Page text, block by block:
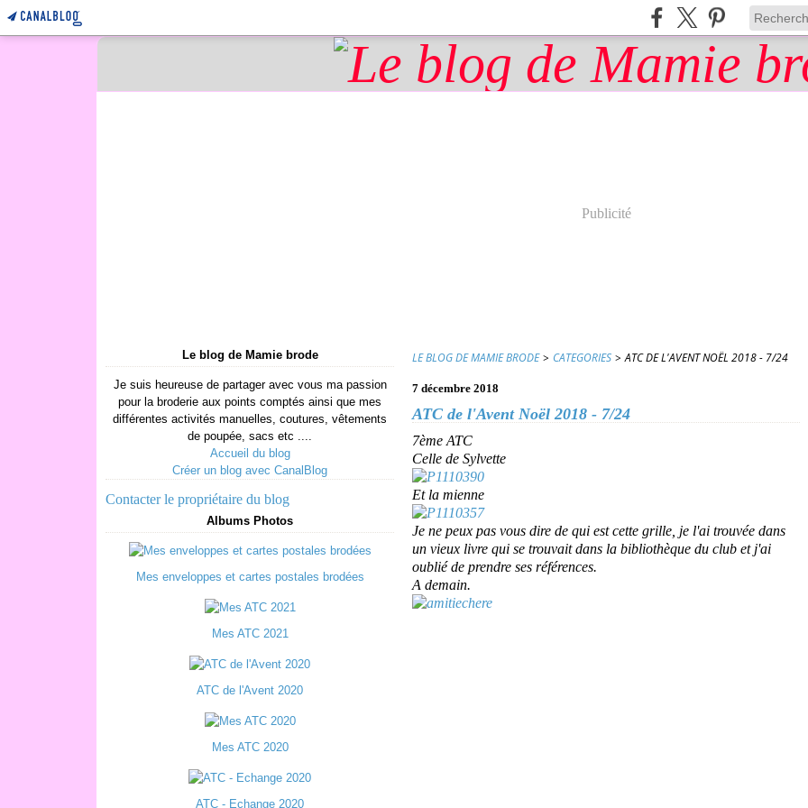
Publicité
Le blog de Mamie brode
Je suis heureuse de partager avec vous ma passion
pour la broderie aux points comptés ainsi que mes
différentes activités manuelles, coutures, vêtements
de poupée, sacs etc ....
Accueil du blog
Créer un blog avec CanalBlog
Contacter le propriétaire du blog
Albums Photos
Mes enveloppes et cartes postales brodées
Mes ATC 2021
ATC de l'Avent 2020
Mes ATC 2020
ATC - Echange 2020
LE BLOG DE MAMIE BRODE > CATEGORIES > ATC DE L'AVENT NOËL 2018 - 7/24
7 décembre 2018
ATC de l'Avent Noël 2018 - 7/24
7ème ATC
Celle de Sylvette
Et la mienne
Je ne peux pas vous dire de qui est cette grille, je l'ai trouvée dans
un vieux livre qui se trouvait dans la bibliothèque du club et j'ai
oublié de prendre ses références.
A demain.